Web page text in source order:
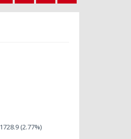
(2.77%)